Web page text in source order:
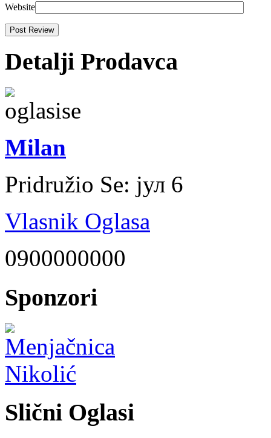
Website
Detalji Prodavca
Milan
Pridružio Se: јул 6
Vlasnik Oglasa
0900000000
Sponzori
Slični Oglasi